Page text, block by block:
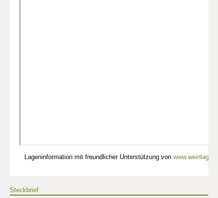
Lageninformation mit freundlicher Unterstützung von
Steckbrief